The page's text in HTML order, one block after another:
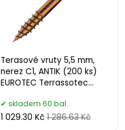
Terasové vruty 5,5 mm,
nerez C1, ANTIK (200 ks)
EUROTEC Terrassotec
skladem 60 bal.
1 029.30 Kč 1 286.63 Kč